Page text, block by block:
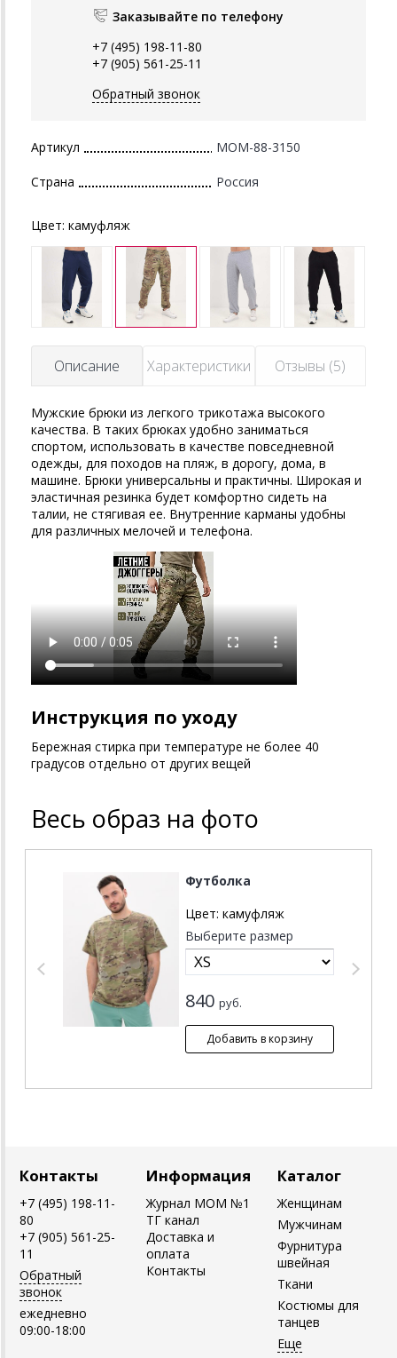
Заказывайте по телефону
+7 (495) 198-11-80
+7 (905) 561-25-11
Обратный звонок
Артикул MOM-88-3150
Страна Россия
Цвет: камуфляж
Описание Характеристики Отзывы (5)
Мужские брюки из легкого трикотажа высокого
качества. В таких брюках удобно заниматься
спортом, использовать в качестве повседневной
одежды, для походов на пляж, в дорогу, дома, в
машине. Брюки универсальны и практичны. Широкая и
эластичная резинка будет комфортно сидеть на
талии, не стягивая ее. Внутренние карманы удобны
для различных мелочей и телефона.
Инструкция по уходу
Бережная стирка при температуре не более 40
градусов отдельно от других вещей
Весь образ на фото
Футболка
Цвет: камуфляж
Выберите размер
840 руб.
Контакты
+7 (495) 198-11-
80
+7 (905) 561-25-
11
Обратный
звонок
ежедневно
09:00-18:00
Информация
Журнал MOM №1
ТГ канал
Доставка и
оплата
Контакты
Каталог
Женщинам
Мужчинам
Фурнитура
швейная
Ткани
Костюмы для
танцев